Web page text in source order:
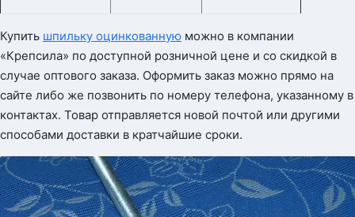
Купить шпильку оцинкованную можно в компании
«Крепсила» по доступной розничной цене и со скидкой в
случае оптового заказа. Оформить заказ можно прямо на
сайте либо же позвонить по номеру телефона, указанному в
контактах. Товар отправляется новой почтой или другими
способами доставки в кратчайшие сроки.